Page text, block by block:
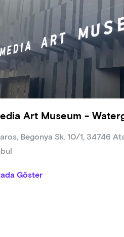
Art Museum -
Begonya Sk. 10/1, 34746
Göster